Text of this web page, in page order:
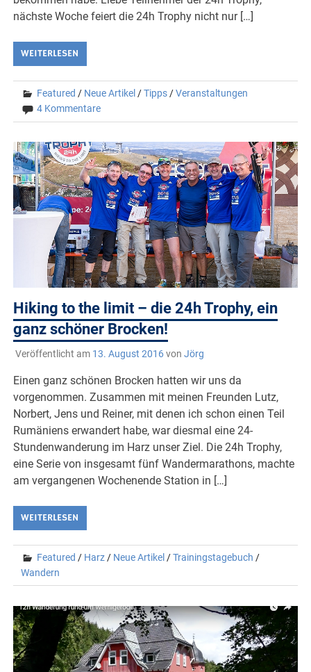
nächste Woche feiert die 24h Trophy nicht nur […]
WEITERLESEN
Featured / Neue Artikel /Tipps /Veranstaltungen
4 Kommentare
Hiking to the limit – die 24h Trophy, ein
ganz schöner Brocken!
Veröffentlicht am 13. August 2016von Jörg
Einen ganz schönen Brocken hatten wir uns da
vorgenommen. Zusammen mit meinen Freunden Lutz,
Norbert, Jens und Reiner, mit denen ich schon einen Teil
Rumäniens erwandert habe, war diesmal eine 24-
Stundenwanderung im Harz unser Ziel. Die 24h Trophy,
eine Serie von insgesamt fünf Wandermarathons, machte
am vergangenen Wochenende Station in […]
WEITERLESEN
Featured / Harz / Neue Artikel /Trainingstagebuch /
Wandern